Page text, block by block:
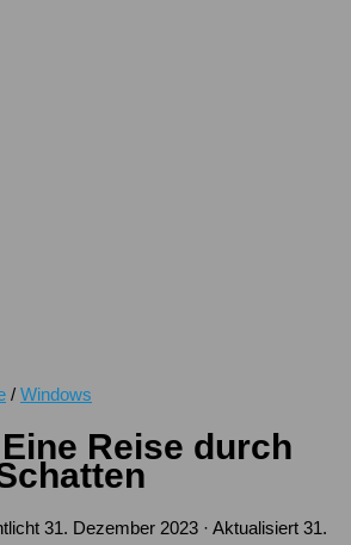
/ Windows
Reise durch
31. Dezember 2023 · Aktualisiert 31.